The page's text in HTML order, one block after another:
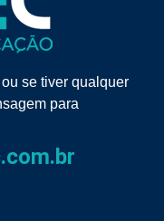
se tiver qualquer
para